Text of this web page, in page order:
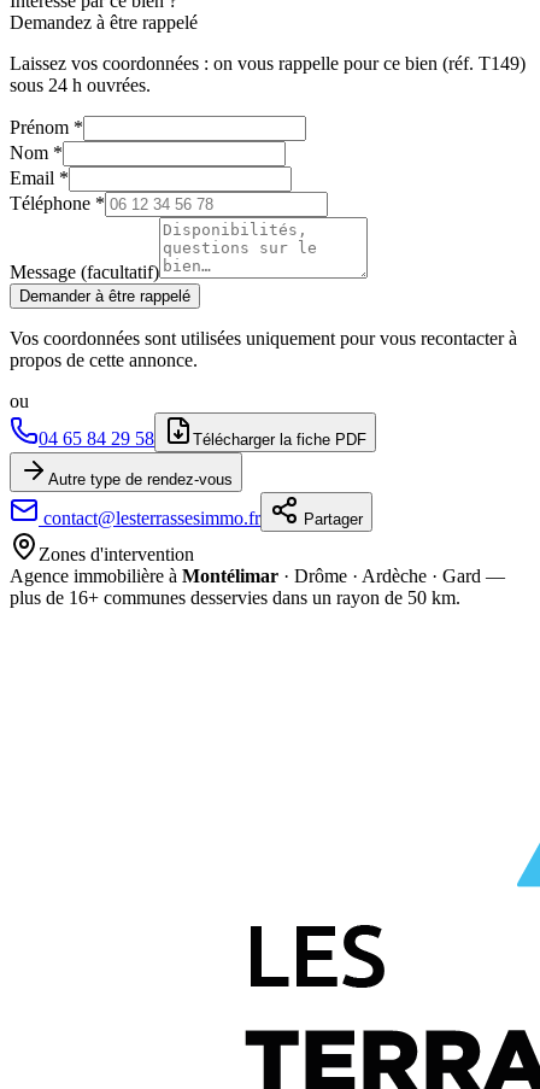
Demandez à être rappelé
Laissez vos coordonnées : on vous rappelle pour ce bien (réf. T149)
sous 24 h ouvrées.
Prénom *
Nom *
Email *
Téléphone *
Message (facultatif)
Demander à être rappelé
Vos coordonnées sont utilisées uniquement pour vous recontacter à
propos de cette annonce.
ou
04 65 84 29 58
Télécharger la fiche PDF
Autre type de rendez-vous
contact@lesterrassesimmo.fr Partager
Zones d'intervention
Agence immobilière à Montélimar · Drôme · Ardèche · Gard —
plus de 16+ communes desservies dans un rayon de 50 km.